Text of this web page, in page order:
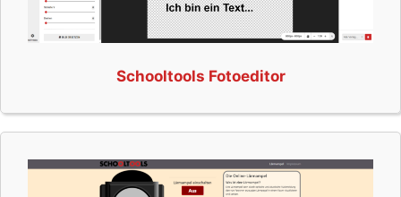
Schooltools Fotoeditor